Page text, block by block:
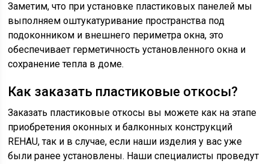
Заметим, что при установке пластиковых панелей мы
выполняем оштукатуривание пространства под
подоконником и внешнего периметра окна, это
обеспечивает герметичность установленного окна и
сохранение тепла в доме.
Как заказать пластиковые откосы?
Заказать пластиковые откосы вы можете как на этапе
приобретения оконных и балконных конструкций
REHAU, так и в случае, если наши изделия у вас уже
были ранее установлены. Наши специалисты проведут